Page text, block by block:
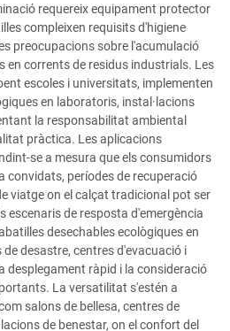
requereix equipament protector
compleixen requisits d'higiene
preocupacions sobre l'acumulació
en corrents de residus industrials. Les
escoles i universitats, implementen
en laboratoris, instal·lacions
la responsabilitat ambiental
pràctica. Les aplicacions
se a mesura que els consumidors
convidats, períodes de recuperació
viatge on el calçat tradicional pot ser
escenaris de resposta d'emergència
desechables ecològiques en
desastre, centres d'evacuació i
desplegament ràpid i la consideració
La versatilitat s'estén a
salons de bellesa, centres de
de benestar, on el confort del